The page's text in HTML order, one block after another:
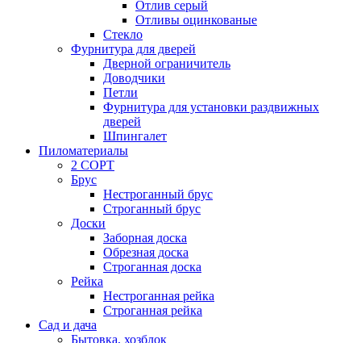
Отлив серый
Отливы оцинкованые
Стекло
Фурнитура для дверей
Дверной ограничитель
Доводчики
Петли
Фурнитура для установки раздвижных
дверей
Шпингалет
Пиломатериалы
2 СОРТ
Брус
Нестроганный брус
Строганный брус
Доски
Заборная доска
Обрезная доска
Строганная доска
Рейка
Нестроганная рейка
Строганная рейка
Сад и дача
Бытовка, хозблок